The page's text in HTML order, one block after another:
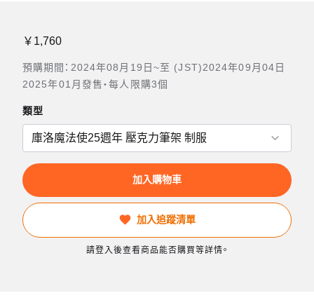
￥1,760
預購期間：2024年08月19日~至 (JST)2024年09月04日
2025年01月發售・每人限購3個
類型
加入購物車
加入追蹤清單
請登入後查看商品能否購買等詳情。